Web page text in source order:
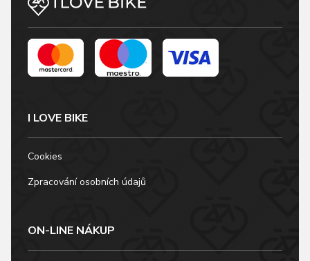
I LOVE BIKE
Cookies
Zpracování osobních údajů
ON-LINE NÁKUP